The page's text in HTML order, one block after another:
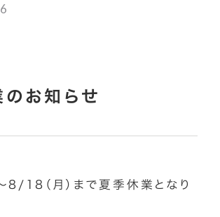
お知らせ
8/18（月）まで夏季休業となり